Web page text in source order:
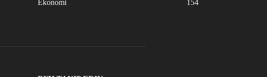
Ekonomi
154